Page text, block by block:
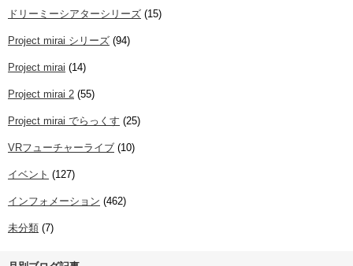
ドリーミーシアターシリーズ (15)
Project mirai シリーズ (94)
Project mirai (14)
Project mirai 2 (55)
Project mirai でらっくす (25)
VRフューチャーライブ (10)
イベント (127)
インフォメーション (462)
未分類 (7)